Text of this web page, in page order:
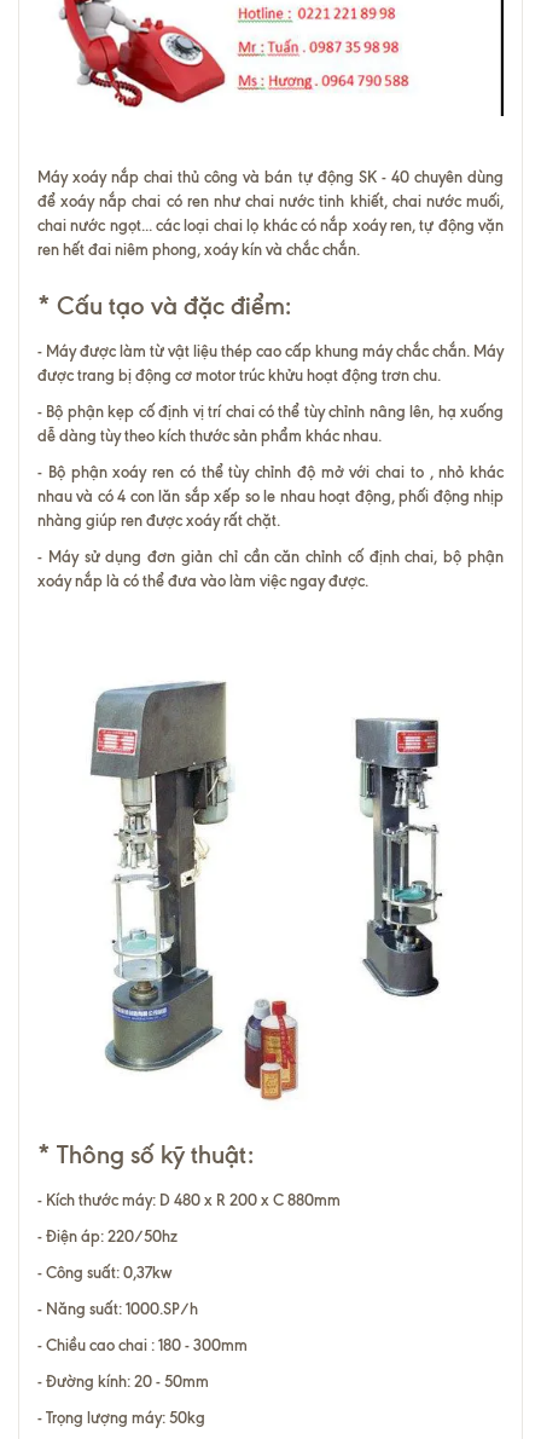
Máy xoáy nắp chai thủ công và bán tự động SK - 40chuyên dùng
để xoáy nắp chai có ren như chai nước tinh khiết, chai nước muối,
chai nước ngọt... các loại chai lọ khác có nắp xoáy ren, tự động vặn
ren hết đai niêm phong, xoáy kín và chắc chắn.
* Cấu tạo và đặc điểm:
- Máy được làm từ vật liệu thép cao cấp khung máy chắc chắn. Máy
được trang bị động cơ motor trúc khửu hoạt động trơn chu.
- Bộ phận kẹp cố định vị trí chai có thể tùy chỉnh nâng lên, hạ xuống
dễ dàng tùy theo kích thước sản phẩm khác nhau.
- Bộ phận xoáy ren có thể tùy chỉnh độ mở với chai to , nhỏ khác
nhau và có 4 con lăn sắp xếp so le nhau hoạt động, phối động nhịp
nhàng giúp ren được xoáy rất chặt.
- Máy sử dụng đơn giản chỉ cần căn chỉnh cố định chai, bộ phận
xoáy nắp là có thể đưa vào làm việc ngay được.
* Thông số kỹ thuật:
- Kích thước máy: D 480 x R 200 x C 880mm
- Điện áp: 220/50hz
- Công suất: 0,37kw
- Năng suất: 1000.SP/h
- Chiều cao chai : 180 - 300mm
- Đường kính: 20 - 50mm
- Trọng lượng máy: 50kg